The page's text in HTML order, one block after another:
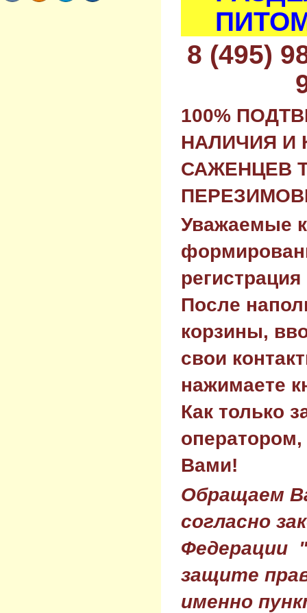
8 (495)
100%
НАЛИЧИЯ И
САЖЕНЦЕВ
Уважаемые
После
корзины,
свои
нажимаете
Как только
Вами!
Обращаем
согласно
Федерации
защите
именно